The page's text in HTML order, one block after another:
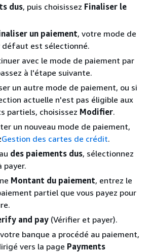
dus, puis choisissez Finaliser le
un paiement, votre mode de
défaut est sélectionné.
avec le mode de paiement par
à l'étape suivante.
un autre mode de paiement, ou si
actuelle n'est pas éligible aux
partiels, choisissez Modifier.
un nouveau mode de paiement,
Gestion des cartes de crédit.
des paiements dus, sélectionnez
payer.
Montant du paiement, entrez le
partiel que vous payez pour
and pay (Vérifier et payer).
banque a procédé au paiement,
vers la page Payments